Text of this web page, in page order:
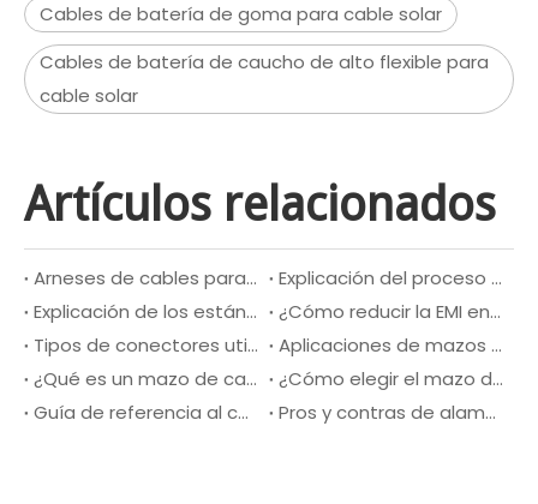
Cables de batería de goma para cable solar
Cables de batería de caucho de alto flexible para
cable solar
Artículos relacionados
Arneses de cables para equipos agrícolas
Explicación del proceso de engarzado: una guía completa para la fabricación de mazos de cables
Explicación de los estándares IPC/WHMA-A-620: requisitos para la calidad de fabricación de mazos de cables
¿Cómo reducir la EMI en el diseño de mazos de cables?
Tipos de conectores utilizados en mazos de cables: la guía completa
Aplicaciones de mazos de cables aeroespaciales
¿Qué es un mazo de cables para automóviles y cómo funciona?
¿Cómo elegir el mazo de cables automotriz adecuado para su vehículo?
Guía de referencia al cable thhn
Pros y contras de alambre de cobre y aluminio: una comparación detallada